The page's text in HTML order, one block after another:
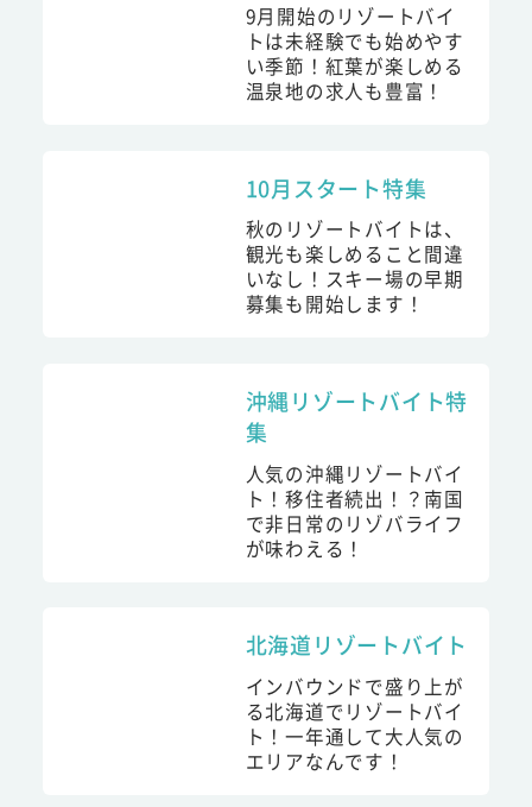
9月開始のリゾートバイ
トは未経験でも始めやす
い季節！紅葉が楽しめる
温泉地の求人も豊富！
10月スタート特集
秋のリゾートバイトは、
観光も楽しめること間違
いなし！スキー場の早期
募集も開始します！
沖縄リゾートバイト特
集
人気の沖縄リゾートバイ
ト！移住者続出！？南国
で非日常のリゾバライフ
が味わえる！
北海道リゾートバイト
インバウンドで盛り上が
る北海道でリゾートバイ
ト！一年通して大人気の
エリアなんです！